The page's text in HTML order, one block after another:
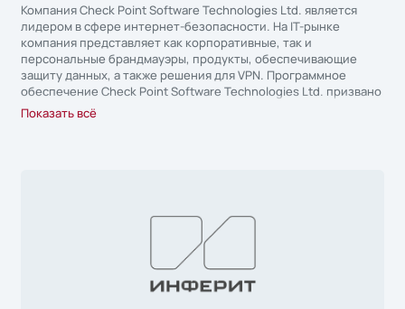
Компания Check Point Software Technologies Ltd. является
лидером в сфере интернет-безопасности. На IT-рынке
компания представляет как корпоративные, так и
персональные брандмауэры, продукты, обеспечивающие
защиту данных, а также решения для VPN. Программное
обеспечение Check Point Software Technologies Ltd. призвано
обеспечить безопасность информационного обмена и
ресурсов корпоративных сетей.
Показать всё